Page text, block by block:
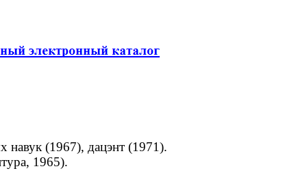
навук (1967), дацэнт (1971).
1965).